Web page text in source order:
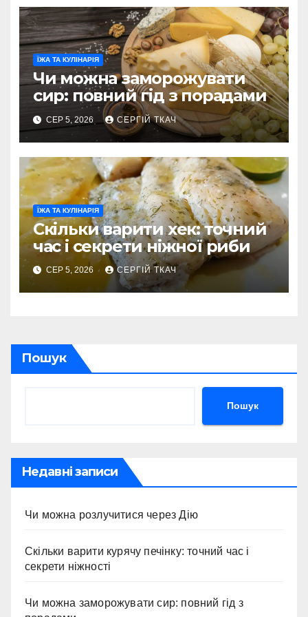
ЇЖА ТА КУЛІНАРІЯ
Чи можна заморожувати
сир: повний гід з порадами
СЕР 5, 2026 СЕРГІЙ ТКАЧ
ЇЖА ТА КУЛІНАРІЯ
Скільки варити хек: точний
час і секрети ніжної риби
СЕР 5, 2026 СЕРГІЙ ТКАЧ
Пошук
Пошук
Недавні записи
Чи можна розлучитися через Дію
Скільки варити курячу печінку: точний час і
секрети ніжності
Чи можна заморожувати сир: повний гід з